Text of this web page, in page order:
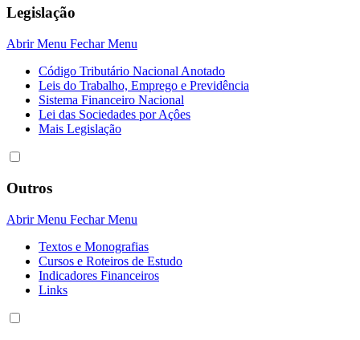
Legislação
Abrir Menu Fechar Menu
Código Tributário Nacional Anotado
Leis do Trabalho, Emprego e Previdência
Sistema Financeiro Nacional
Lei das Sociedades por Açôes
Mais Legislação
Outros
Abrir Menu Fechar Menu
Textos e Monografias
Cursos e Roteiros de Estudo
Indicadores Financeiros
Links